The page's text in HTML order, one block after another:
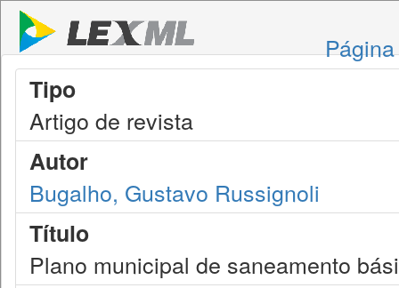
Tipo
Artigo de revista
Autor
Bugalho, Gustavo Russignoli
Título
Plano municipal de saneamento